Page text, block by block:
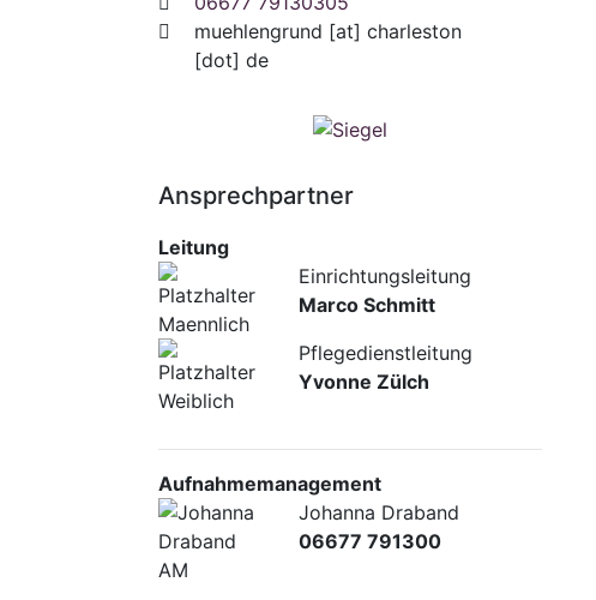
muehlengrund [at] charleston
[dot] de
Ansprechpartner
Leitung
Einrichtungsleitung
Marco Schmitt
Pflegedienstleitung
Yvonne Zülch
Aufnahmemanagement
Johanna Draband
06677 791300